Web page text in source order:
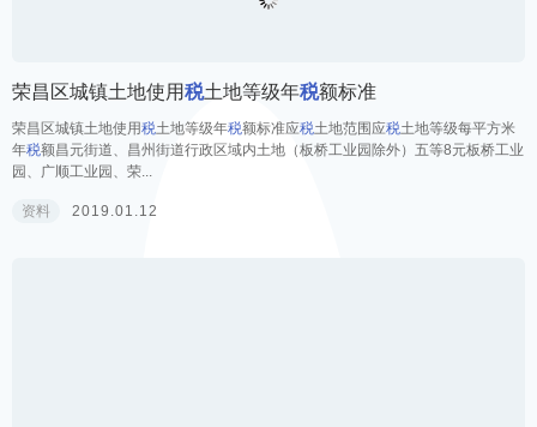
府办公厅关于印...
资料 2019.01.12